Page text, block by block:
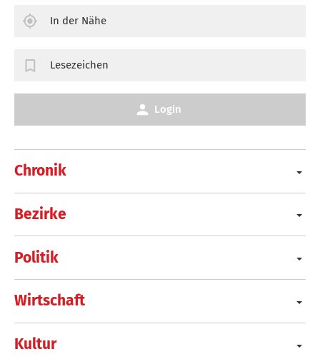
Chronik
Bezirke
Politik
Wirtschaft
Kultur
In der Nähe
Lesezeichen
Login